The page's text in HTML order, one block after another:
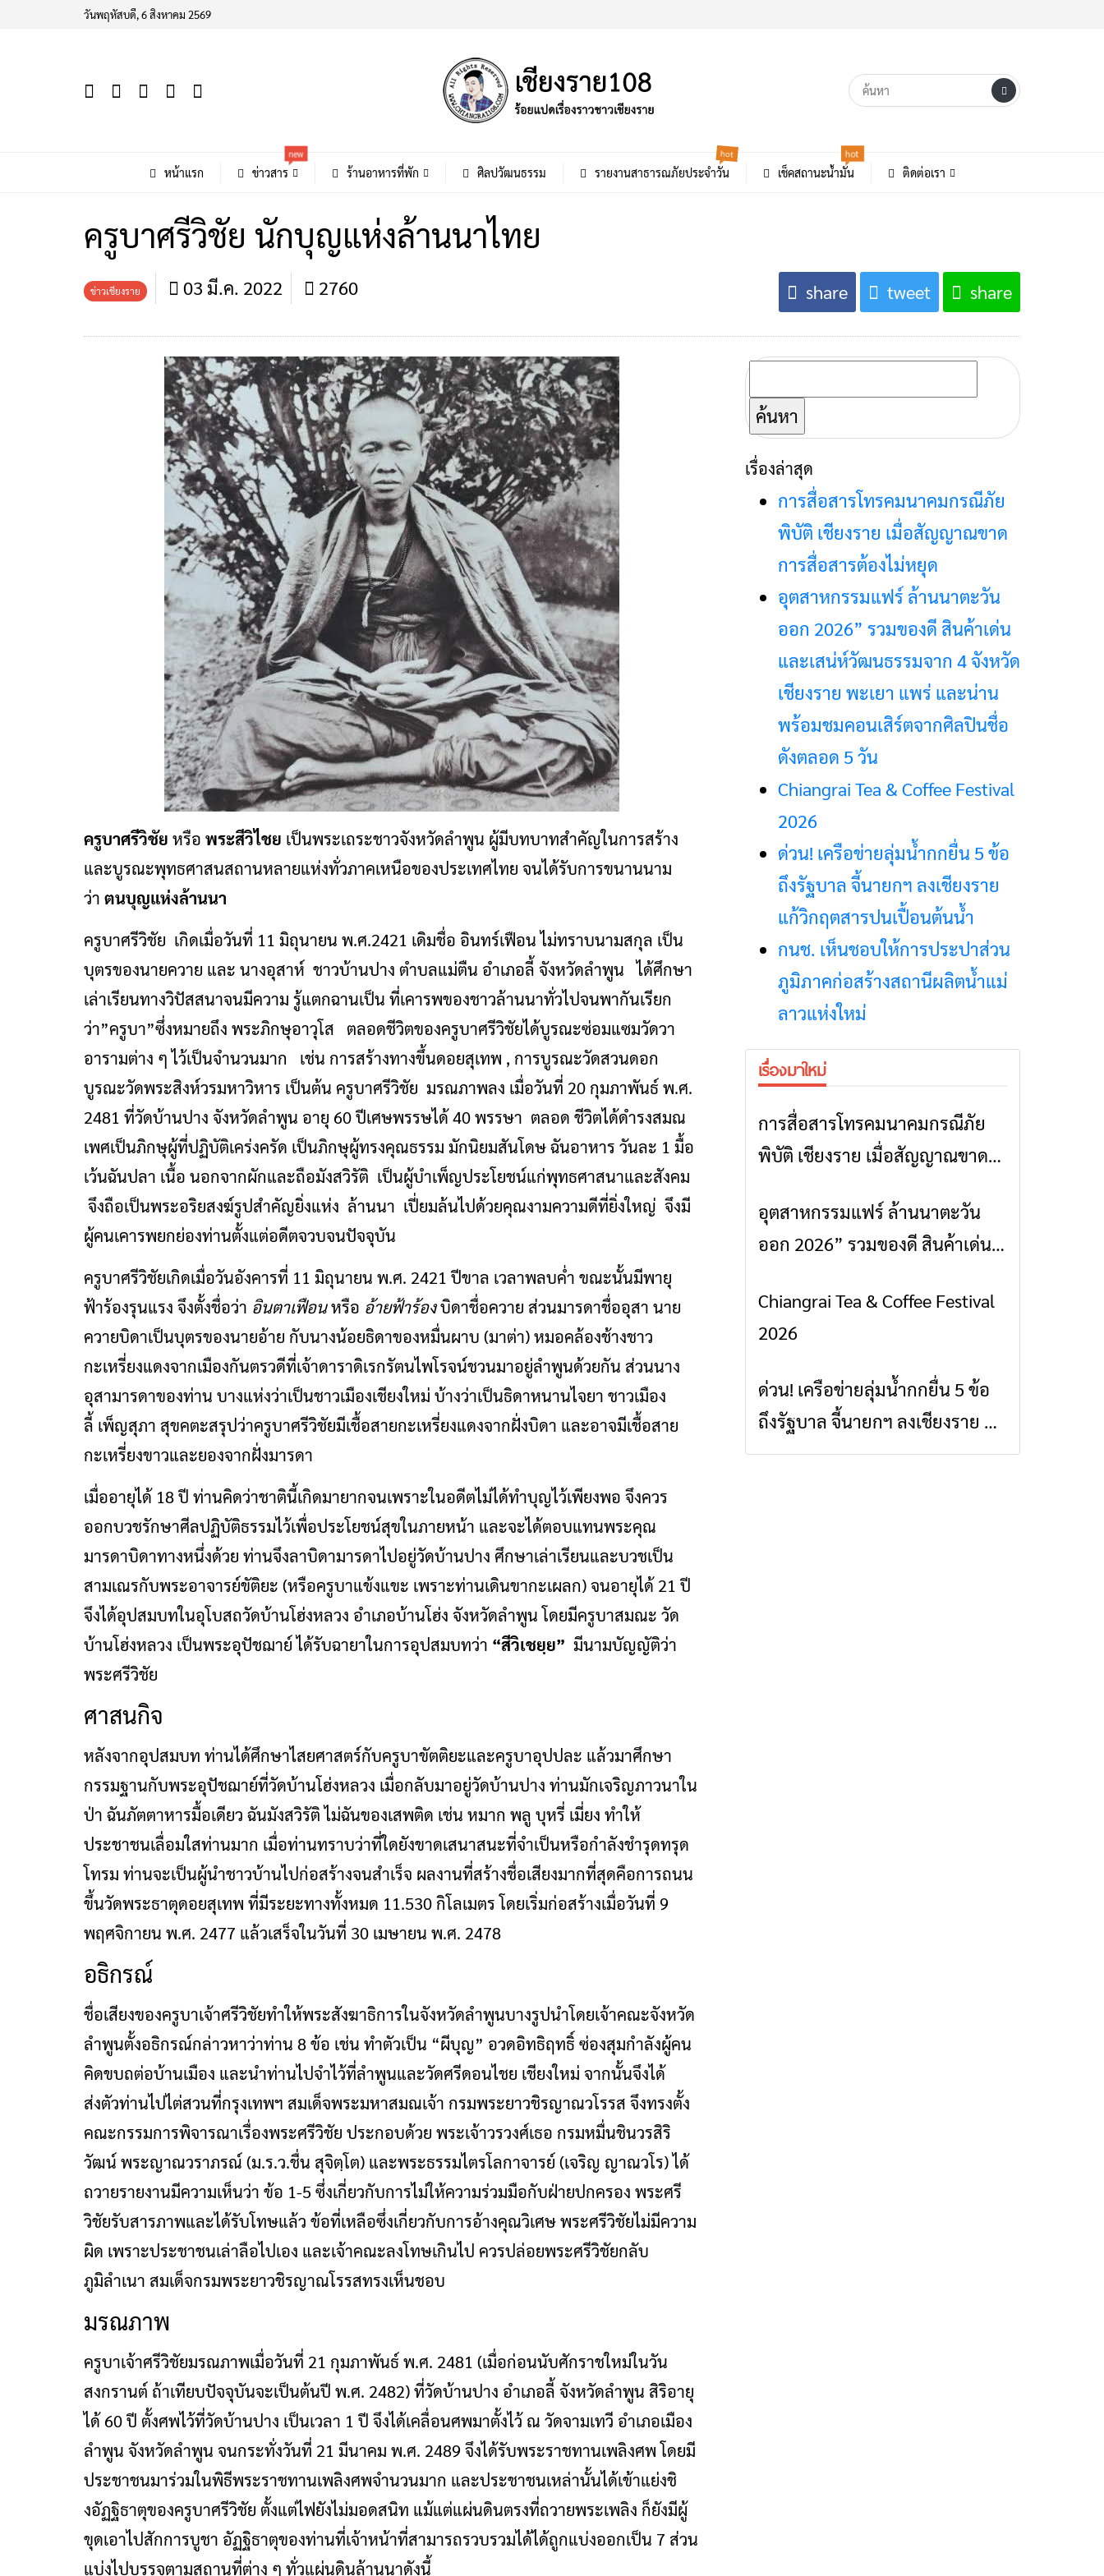
วันพฤหัสบดี, 6 สิงหาคม 2569
หน้าแรก ข่าวสาร
new
ร้านอาหารที่พัก ศิลปวัฒนธรรม รายงานสาธารณภัยประจำวัน
hot
เช็คสถานะน้ำมัน
hot
ติดต่อเรา
ครูบาศรีวิชัย นักบุญแห่งล้านนาไทย
ข่าวเชียงราย 03 มี.ค. 2022 2760 share tweet share
ครูบาศรีวิชัย หรือ พระสีวิไชย เป็นพระเถระชาวจังหวัดลำพูน ผู้มีบทบาทสำคัญในการสร้าง
และบูรณะพุทธศาสนสถานหลายแห่งทั่วภาคเหนือของประเทศไทย จนได้รับการขนานนาม
ว่า ตนบุญแห่งล้านนา
ครูบาศรีวิชัย เกิดเมื่อวันที่ 11 มิถุนายน พ.ศ.2421 เดิมชื่อ อินทร์เฟือน ไม่ทราบนามสกุล เป็น
บุตรของนายควาย และ นางอุสาห์ ชาวบ้านปาง ตำบลแม่ตืน อำเภอลี้ จังหวัดลำพูน ได้ศึกษา
เล่าเรียนทางวิปัสสนาจนมีความ รู้แตกฉานเป็น ที่เคารพของชาวล้านนาทั่วไปจนพากันเรียก
ว่า”ครูบา”ซึ่งหมายถึง พระภิกษุอาวุโส ตลอดชีวิตของครูบาศรีวิชัยได้บูรณะซ่อมแซมวัดวา
อารามต่าง ๆ ไว้เป็นจำนวนมาก เช่น การสร้างทางขึ้นดอยสุเทพ , การบูรณะวัดสวนดอก
บูรณะวัดพระสิงห์วรมหาวิหาร เป็นต้น ครูบาศรีวิชัย มรณภาพลง เมื่อวันที่ 20 กุมภาพันธ์ พ.ศ.
2481 ที่วัดบ้านปาง จังหวัดลำพูน อายุ 60 ปีเศษพรรษได้ 40 พรรษา ตลอด ชีวิตได้ดำรงสมณ
เพศเป็นภิกษุผู้ที่ปฏิบัติเคร่งครัด เป็นภิกษุผู้ทรงคุณธรรม มักนิยมสันโดษ ฉันอาหาร วันละ 1 มื้อ
เว้นฉันปลา เนื้อ นอกจากผักและถือมังสวิรัติ เป็นผู้บำเพ็ญประโยชน์แก่พุทธศาสนาและสังคม
จึงถือเป็นพระอริยสงฆ์รูปสำคัญยิ่งแห่ง ล้านนา เปี่ยมล้นไปด้วยคุณงามความดีที่ยิ่งใหญ่ จึงมี
ผู้คนเคารพยกย่องท่านตั้งแต่อดีตจวบจนปัจจุบัน
ครูบาศรีวิชัยเกิดเมื่อวันอังคารที่ 11 มิถุนายน พ.ศ. 2421 ปีขาล เวลาพลบค่ำ ขณะนั้นมีพายุ
ฟ้าร้องรุนแรง จึงตั้งชื่อว่า อินตาเฟือนหรือ อ้ายฟ้าร้องบิดาชื่อควาย ส่วนมารดาชื่ออุสา นาย
ควายบิดาเป็นบุตรของนายอ้าย กับนางน้อยธิดาของหมื่นผาบ (มาต่า) หมอคล้องช้างชาว
กะเหรี่ยงแดงจากเมืองกันตรวดีที่เจ้าดาราดิเรกรัตนไพโรจน์ชวนมาอยู่ลำพูนด้วยกัน ส่วนนาง
อุสามารดาของท่าน บางแห่งว่าเป็นชาวเมืองเชียงใหม่ บ้างว่าเป็นธิดาหนานไจยา ชาวเมือง
ลี้ เพ็ญสุภา สุขคตะสรุปว่าครูบาศรีวิชัยมีเชื้อสายกะเหรี่ยงแดงจากฝั่งบิดา และอาจมีเชื้อสาย
กะเหรี่ยงขาวและยองจากฝั่งมารดา
เมื่ออายุได้ 18 ปี ท่านคิดว่าชาตินี้เกิดมายากจนเพราะในอดีตไม่ได้ทำบุญไว้เพียงพอ จึงควร
ออกบวชรักษาศีลปฏิบัติธรรมไว้เพื่อประโยชน์สุขในภายหน้า และจะได้ตอบแทนพระคุณ
มารดาบิดาทางหนึ่งด้วย ท่านจึงลาบิดามารดาไปอยู่วัดบ้านปาง ศึกษาเล่าเรียนและบวชเป็น
สามเณรกับพระอาจารย์ขัติยะ (หรือครูบาแข้งแขะ เพราะท่านเดินขากะเผลก) จนอายุได้ 21 ปี
จึงได้อุปสมบทในอุโบสถวัดบ้านโฮ่งหลวง อำเภอบ้านโฮ่ง จังหวัดลำพูน โดยมีครูบาสมณะ วัด
บ้านโฮ่งหลวง เป็นพระอุปัชฌาย์ ได้รับฉายาในการอุปสมบทว่า “สีวิเชยฺย” มีนามบัญญัติว่า
พระศรีวิชัย
ศาสนกิจ
หลังจากอุปสมบท ท่านได้ศึกษาไสยศาสตร์กับครูบาขัตติยะและครูบาอุปปละ แล้วมาศึกษา
กรรมฐานกับพระอุปัชฌาย์ที่วัดบ้านโฮ่งหลวง เมื่อกลับมาอยู่วัดบ้านปาง ท่านมักเจริญภาวนาใน
ป่า ฉันภัตตาหารมื้อเดียว ฉันมังสวิรัติ ไม่ฉันของเสพติด เช่น หมาก พลู บุหรี่ เมี่ยง ทำให้
ประชาชนเลื่อมใสท่านมาก เมื่อท่านทราบว่าที่ใดยังขาดเสนาสนะที่จำเป็นหรือกำลังชำรุดทรุด
โทรม ท่านจะเป็นผู้นำชาวบ้านไปก่อสร้างจนสำเร็จ ผลงานที่สร้างชื่อเสียงมากที่สุดคือการถนน
ขึ้นวัดพระธาตุดอยสุเทพ ที่มีระยะทางทั้งหมด 11.530 กิโลเมตร โดยเริ่มก่อสร้างเมื่อวันที่ 9
พฤศจิกายน พ.ศ. 2477 แล้วเสร็จในวันที่ 30 เมษายน พ.ศ. 2478
อธิกรณ์
ชื่อเสียงของครูบาเจ้าศรีวิชัยทำให้พระสังฆาธิการในจังหวัดลำพูนบางรูปนำโดยเจ้าคณะจังหวัด
ลำพูนตั้งอธิกรณ์กล่าวหาว่าท่าน 8 ข้อ เช่น ทำตัวเป็น “ผีบุญ” อวดอิทธิฤทธิ์ ซ่องสุมกำลังผู้คน
คิดขบถต่อบ้านเมือง และนำท่านไปจำไว้ที่ลำพูนและวัดศรีดอนไชย เชียงใหม่ จากนั้นจึงได้
ส่งตัวท่านไปไต่สวนที่กรุงเทพฯ สมเด็จพระมหาสมณเจ้า กรมพระยาวชิรญาณวโรรส จึงทรงตั้ง
คณะกรรมการพิจารณาเรื่องพระศรีวิชัย ประกอบด้วย พระเจ้าวรวงศ์เธอ กรมหมื่นชินวรสิริ
วัฒน์ พระญาณวราภรณ์ (ม.ร.ว.ชื่น สุจิตฺโต) และพระธรรมไตรโลกาจารย์ (เจริญ ญาณวโร) ได้
ถวายรายงานมีความเห็นว่า ข้อ 1-5 ซึ่งเกี่ยวกับการไม่ให้ความร่วมมือกับฝ่ายปกครอง พระศรี
วิชัยรับสารภาพและได้รับโทษแล้ว ข้อที่เหลือซึ่งเกี่ยวกับการอ้างคุณวิเศษ พระศรีวิชัยไม่มีความ
ผิด เพราะประชาชนเล่าลือไปเอง และเจ้าคณะลงโทษเกินไป ควรปล่อยพระศรีวิชัยกลับ
ภูมิลำเนา สมเด็จกรมพระยาวชิรญาณโรรสทรงเห็นชอบ
มรณภาพ
ครูบาเจ้าศรีวิชัยมรณภาพเมื่อวันที่ 21 กุมภาพันธ์ พ.ศ. 2481 (เมื่อก่อนนับศักราชใหม่ในวัน
สงกรานต์ ถ้าเทียบปัจจุบันจะเป็นต้นปี พ.ศ. 2482) ที่วัดบ้านปาง อำเภอลี้ จังหวัดลำพูน สิริอายุ
ได้ 60 ปี ตั้งศพไว้ที่วัดบ้านปาง เป็นเวลา 1 ปี จึงได้เคลื่อนศพมาตั้งไว้ ณ วัดจามเทวี อำเภอเมือง
ลำพูน จังหวัดลำพูน จนกระทั่งวันที่ 21 มีนาคม พ.ศ. 2489 จึงได้รับพระราชทานเพลิงศพ โดยมี
ประชาชนมาร่วมในพิธีพระราชทานเพลิงศพจำนวนมาก และประชาชนเหล่านั้นได้เข้าแย่งชิ
งอัฏฐิธาตุของครูบาศรีวิชัย ตั้งแต่ไฟยังไม่มอดสนิท แม้แต่แผ่นดินตรงที่ถวายพระเพลิง ก็ยังมีผู้
ขุดเอาไปสักการบูชา อัฏฐิธาตุของท่านที่เจ้าหน้าที่สามารถรวบรวมได้ได้ถูกแบ่งออกเป็น 7 ส่วน
แบ่งไปบรรจุตามสถานที่ต่าง ๆ ทั่วแผ่นดินล้านนาดังนี้
ค้นหา
สำหรับ:
เรื่องล่าสุด
การสื่อสารโทรคมนาคมกรณีภัย
พิบัติ เชียงราย เมื่อสัญญาณขาด
การสื่อสารต้องไม่หยุด
อุตสาหกรรมแฟร์ ล้านนาตะวัน
ออก 2026” รวมของดี สินค้าเด่น
และเสน่ห์วัฒนธรรมจาก 4 จังหวัด
เชียงราย พะเยา แพร่ และน่าน
พร้อมชมคอนเสิร์ตจากศิลปินชื่อ
ดังตลอด 5 วัน
Chiangrai Tea & Coffee Festival
2026
ด่วน! เครือข่ายลุ่มน้ำกกยื่น 5 ข้อ
ถึงรัฐบาล จี้นายกฯ ลงเชียงราย
แก้วิกฤตสารปนเปื้อนต้นน้ำ
กนช. เห็นชอบให้การประปาส่วน
ภูมิภาคก่อสร้างสถานีผลิตน้ำแม่
ลาวแห่งใหม่
เรื่องมาใหม่
ข่าวเชียงราย
การสื่อสารโทรคมนาคมกรณีภัย
พิบัติ เชียงราย เมื่อสัญญาณขาด
ข่าวเชียงราย
อุตสาหกรรมแฟร์ ล้านนาตะวัน
ออก 2026” รวมของดี สินค้าเด่น
เชียงราย พะเยา แพร่ และน่าน
พร้อมชมคอนเสิร์ตจากศิลปินชื่อ
ข่าวเชียงราย
Chiangrai Tea & Coffee Festival
2026
ข่าวเชียงราย
ด่วน! เครือข่ายลุ่มน้ำกกยื่น 5 ข้อ
ถึงรัฐบาล จี้นายกฯ ลงเชียงราย แก้
วิกฤตสารปนเปื้อนต้นน้ำ